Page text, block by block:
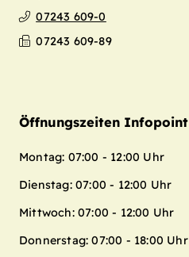
07243 609-0
07243 609-89
Öffnungszeiten Infopoint
Montag: 07:00 - 12:00 Uhr
Dienstag: 07:00 - 12:00 Uhr
Mittwoch: 07:00 - 12:00 Uhr
Donnerstag: 07:00 - 18:00 Uhr